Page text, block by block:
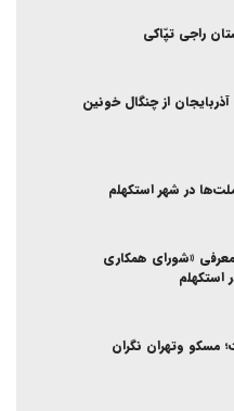
راجی تپّاکی
از چنگال خونین
در شهر استکهلم
معرفی «شورای همکاری
استکهلم
مسکو وتهران نگران